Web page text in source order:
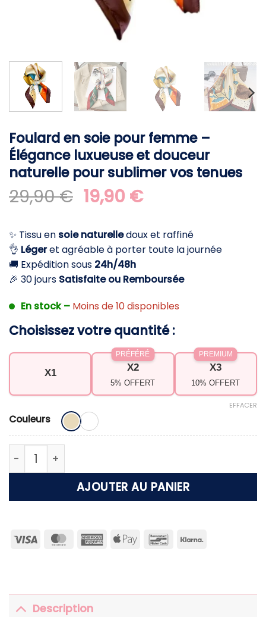
Foulard en soie pour femme –
Élégance luxueuse et douceur
naturelle pour sublimer vos tenues
29,90€ Le
prix
initial
était :
29,90 €.
19,90 €Le
actuel
est :
19,90 €.
✨ Tissu en soie naturelledoux et raffiné
👌 Légeret agréable à porter toute la journée
🚚 Expédition sous 24h/48h
🎉 30 jours Satisfaite ou Remboursée
En stock – Moins de 10 disponibles
Choisissez votre quantité :
X1 X2
5% OFFERT
PRÉFÉRÉ
X3
10% OFFERT
PREMIUM
Couleurs
EFFACER
quantité de Foulard en soie pour femme –
AJOUTER AU PANIER
Visa MasterCardAmericanApple
Bancontact
Klarna
Description